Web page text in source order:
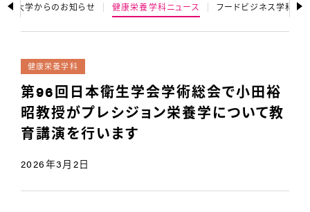
大学からのお知らせ 健康栄養学科ニュース フードビジネス学科ニ
健康栄養学科
第96回日本衛生学会学術総会で小田裕
昭教授がプレシジョン栄養学について教
育講演を行います
2026年3月2日